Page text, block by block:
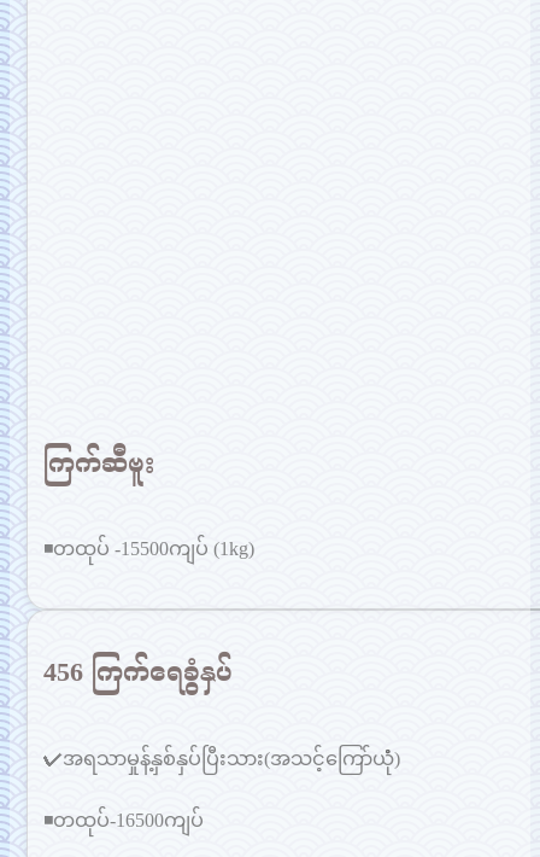
ကြက်ဆီဗူး
◾တထုပ် -15500ကျပ် (1kg)
456 ကြက်ရေခွံနှပ်
✔အရသာမှုန့်နှစ်နှပ်ပြီးသား(အသင့်ကြော်ယုံံ)
◾တထုပ်-16500ကျပ်